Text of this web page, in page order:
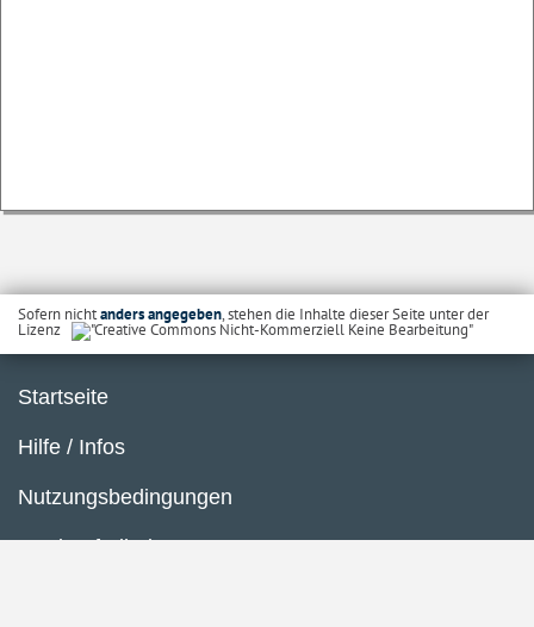
Sofern nichtanders angegeben, stehen die Inhalte dieser Seite unter der
Lizenz
Startseite
Hilfe / Infos
Nutzungsbedingungen
Barrierefreiheit